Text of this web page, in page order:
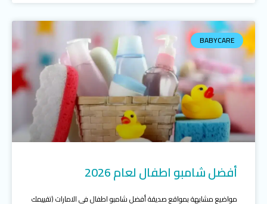
BABYCARE
أفضل شامبو اطفال لعام 2026
مواضيع مشابهة بمواقع صديقة أفضل شامبو اطفال في الامارات (تقييمك